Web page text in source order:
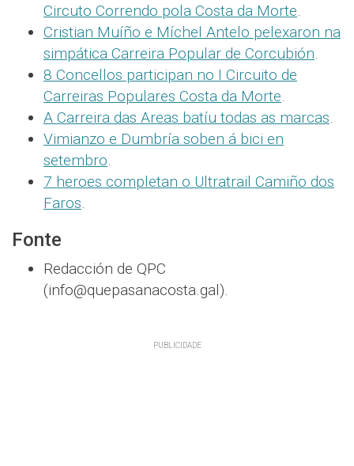
Circuto Correndo pola Costa da Morte.
Cristian Muíño e Míchel Antelo pelexaron na
simpática Carreira Popular de Corcubión.
8 Concellos participan no I Circuito de
Carreiras Populares Costa da Morte.
A Carreira das Areas batíu todas as marcas.
Vimianzo e Dumbría soben á bici en
setembro.
7 heroes completan o Ultratrail Camiño dos
Faros.
Fonte
Redacción de QPC
(info@quepasanacosta.gal).